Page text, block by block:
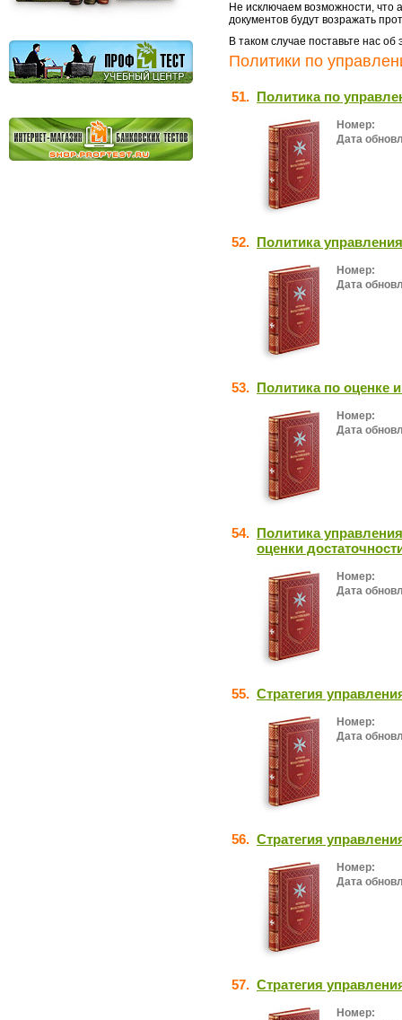
Не исключаем возможности, что
документов будут возражать
В таком случае поставьте нас
Политики по
51. Политика по
Номер:
Дата
52. Политика
Номер:
Дата
53. Политика по оценке
Номер:
Дата
54. Политика
оценки
Номер:
Дата
55. Стратегия
Номер:
Дата
56. Стратегия
Номер:
Дата
57. Стратегия
Номер: